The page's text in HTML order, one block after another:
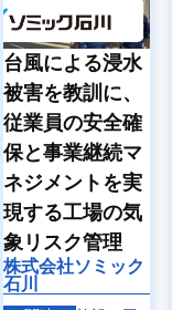
台風による浸水
被害を教訓に、
従業員の安全確
保と事業継続マ
ネジメントを実
現する工場の気
象リスク管理
株式会社ソミック
石川